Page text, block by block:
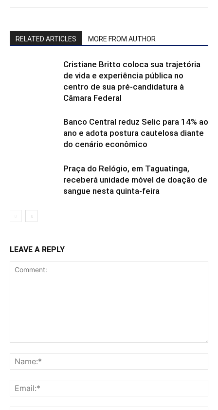
RELATED ARTICLES MORE FROM AUTHOR
Cristiane Britto coloca sua trajetória
de vida e experiência pública no
centro de sua pré-candidatura à
Câmara Federal
Banco Central reduz Selic para 14% ao
ano e adota postura cautelosa diante
do cenário econômico
Praça do Relógio, em Taguatinga,
receberá unidade móvel de doação de
sangue nesta quinta-feira
LEAVE A REPLY